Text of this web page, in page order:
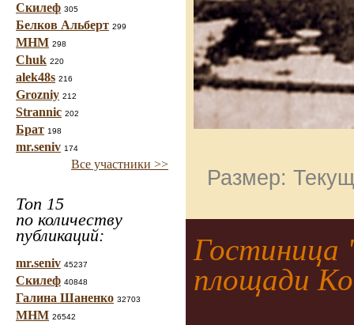
Скилеф 305
Белков Альберт 299
МНМ 298
Chuk 220
alek48s 216
Grozniy 212
Strannic 202
Брат 198
mr.seniv 174
Все участники >>
Топ 15
по количеству
публикаций:
mr.seniv 45237
Скилеф 40848
Галина Шаненко 32703
МНМ 26542
Размер:
площади